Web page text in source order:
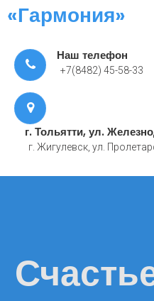
«Гармония»
Наш телефон
+7(8482) 45-58-33
г. Тольятти, ул.
г. Жигулевск, ул.